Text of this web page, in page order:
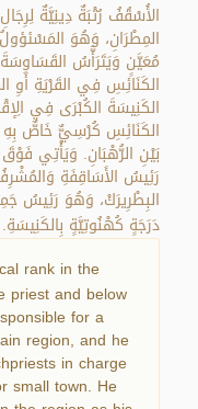
الأُسْقُفُ رُتْبَةٌ دِينِيَّةٌ
المِطْرَانِ، وَهُوَ
مُعَيَّنٍ وَيَتَرَأَّسُ
الكَنَائِسِ فِي القَرْيَةِ أَوِ
الكَنِيسَةَ الكُبْرَى فِي
الكَنَائِسِ كُرْسِيٌّ خَاصٌّ بِهِ
بَيْنِ الرُّهْبَانِ. وَيَأْتِي فَوْقَ
رَئِيسُ الأَسَاقِفَةِ
البِطْرِيرَكْ، وَهُوَ رَئِيسُ
دَرَجَةٍ كُهْنُوتِيَّةٍ بِالكَنِيسَةِ.
rank in the
priest and below
for a
region, and he
in charge
small town. He